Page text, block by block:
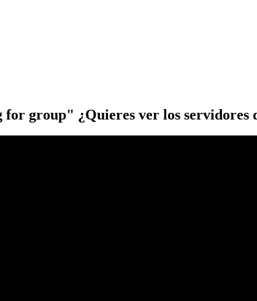
group" ¿Quieres ver los servidores